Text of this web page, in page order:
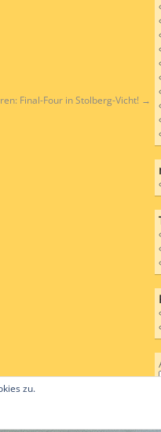
Final-Four in Stolberg-Vicht! →
zu.